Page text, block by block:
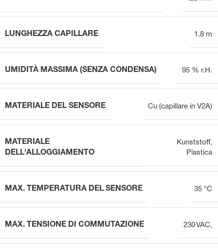
LUNGHEZZA CAPILLARE 1.8 m
UMIDITÀ MASSIMA (SENZA CONDENSA) 95 % r.H.
MATERIALE DEL SENSORE Cu (capillare in V2A)
MATERIALE
DELL'ALLOGGIAMENTO
Kunststoff,
Plastica
MAX. TEMPERATURA DEL SENSORE 35 °C
MAX. TENSIONE DI COMMUTAZIONE 230 VAC,